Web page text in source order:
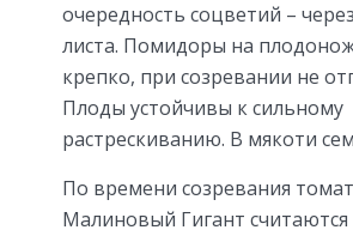
очередность соцветий –
листа. Помидоры на
крепко, при созревании не
Плоды устойчивы к сильному
растрескиванию. В мякоти
По времени созревания
Малиновый Гигант считаются